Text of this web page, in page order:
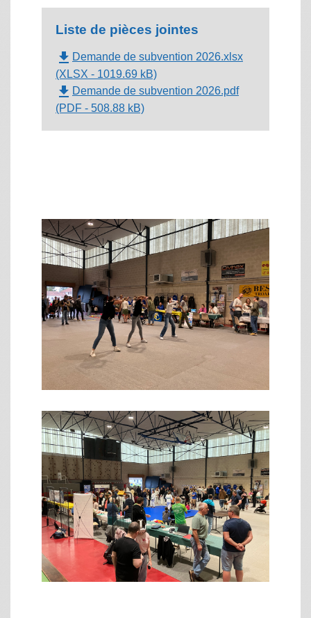
Liste de pièces jointes
file_download Demande de subvention 2026.xlsx
(XLSX - 1019.69 kB)
file_download Demande de subvention 2026.pdf
(PDF - 508.88 kB)